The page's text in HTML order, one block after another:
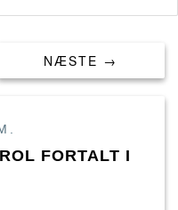
NÆSTE →
FORTALT I